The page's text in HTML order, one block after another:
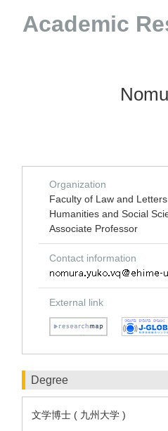
Academic
Organization
Faculty of Law and
Humanities and Social
Associate Professor
Contact information
External link
Degree
文学博士 ( 九州大学 )